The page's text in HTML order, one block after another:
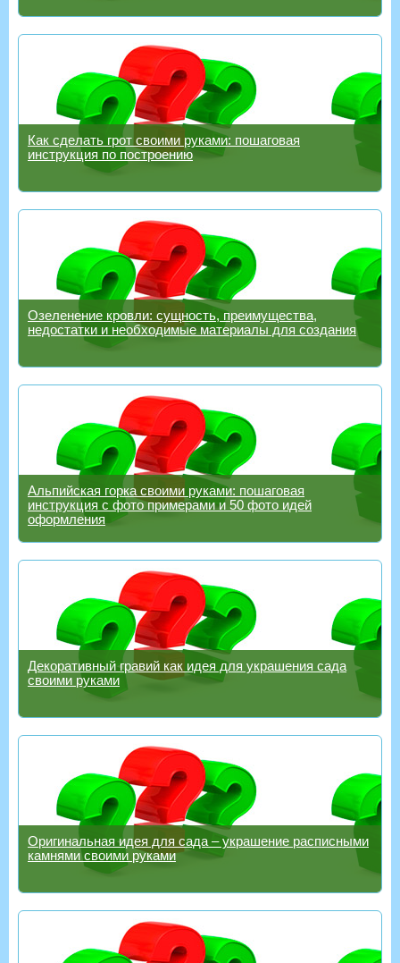
Как сделать грот своими руками: пошаговая
инструкция по построению
Озеленение кровли: сущность, преимущества,
недостатки и необходимые материалы для создания
Альпийская горка своими руками: пошаговая
инструкция с фото примерами и 50 фото идей
оформления
Декоративный гравий как идея для украшения сада
своими руками
Оригинальная идея для сада – украшение расписными
камнями своими руками